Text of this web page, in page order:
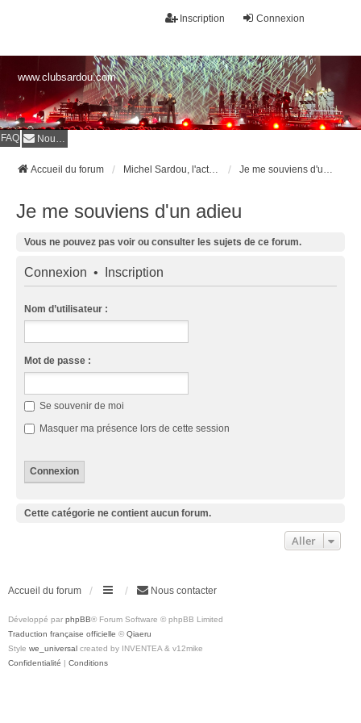
Connexion
Inscription
www.clubsardou.com
FAQ Nous contacter
Accueil du forum Michel Sardou, l'actualité Je me souviens d'un adieu
Je me souviens d'un adieu
Vous ne pouvez pas voir ou consulter les sujets de ce forum.
Connexion • Inscription
Nom d’utilisateur :
Mot de passe :
Se souvenir de moi
Masquer ma présence lors de cette session
Cette catégorie ne contient aucun forum.
Aller
Accueil du forum Nous contacter
Développé par phpBB® Forum Software © phpBB Limited
Traduction française officielle © Qiaeru
Style we_universal created by INVENTEA & v12mike
Confidentialité | Conditions